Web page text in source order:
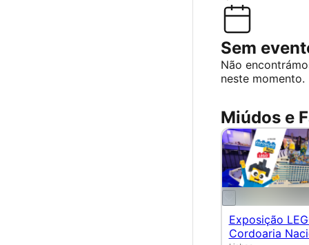
Sem
Não
neste momento.
Miúdos e
Exposição
Cordoaria